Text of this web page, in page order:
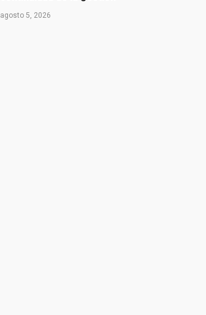
agosto 5, 2026